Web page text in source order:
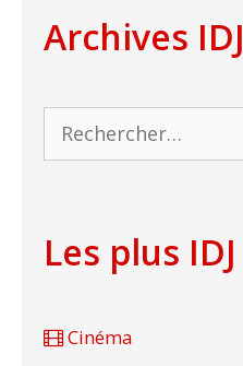
Archives IDJ
Rechercher :
Les plus IDJ
Cinéma